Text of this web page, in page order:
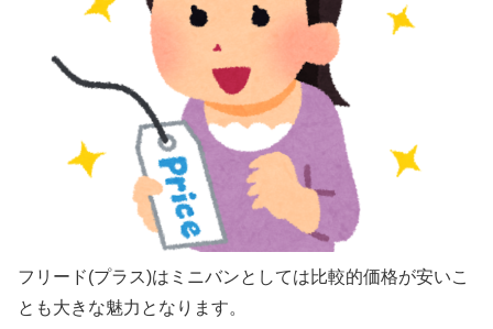
フリード(プラス)はミニバンとしては比較的価格が安いこ
とも大きな魅力となります。